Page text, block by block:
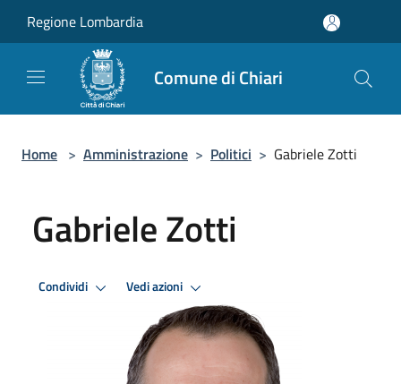
Regione Lombardia
Comune di Chiari
Home > Amministrazione > Politici > Gabriele Zotti
Gabriele Zotti
Condividi Vedi azioni